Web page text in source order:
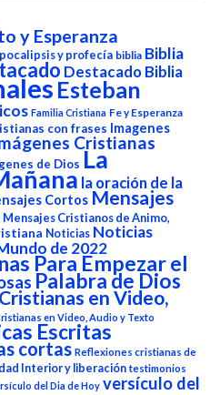
y Esperanza
y profecía biblia Biblia
Destacado Biblia
Esteban
Familia Cristiana Fe y Esperanza
con frases Imagenes
Cristianas
de Dios La
la oración de la
Cortos Mensajes
Mensajes Cristianos de Animo,
Noticias Noticias
de 2022
Para Empezar el
Palabra de Dios
en Video,
en Video, Audio y Texto
Escritas
cortas Reflexiones cristianas de
Interior y liberación testimonios
del Dia de Hoy versículo del